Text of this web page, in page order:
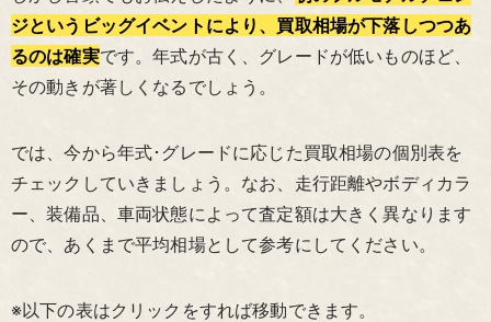
ジというビッグイベントにより、買取相場が下落しつつあ
るのは確実です。年式が古く、グレードが低いものほど、
その動きが著しくなるでしょう。
では、今から年式･グレードに応じた買取相場の個別表を
チェックしていきましょう。なお、走行距離やボディカラ
ー、装備品、車両状態によって査定額は大きく異なります
ので、あくまで平均相場として参考にしてください。
※以下の表はクリックをすれば移動できます。